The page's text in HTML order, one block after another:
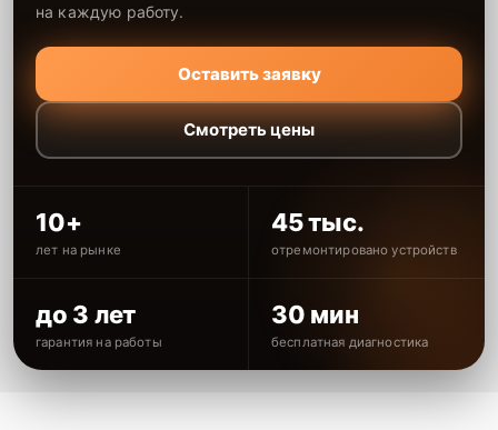
на каждую работу.
Оставить заявку
Смотреть цены
10+
лет на рынке
45 тыс.
отремонтировано устройств
до 3 лет
гарантия на работы
30 мин
бесплатная диагностика